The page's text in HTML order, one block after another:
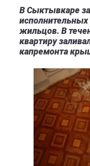
В Сыктывкаре
исполнительных
жильцов. В
квартиру
капремонта